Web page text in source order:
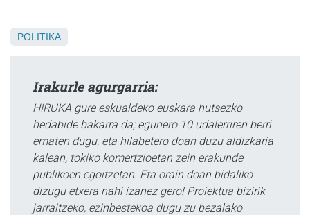
POLITIKA
Irakurle agurgarria:
HIRUKA gure eskualdeko euskara hutsezko
hedabide bakarra da; egunero 10 udalerriren berri
ematen dugu, eta hilabetero doan duzu aldizkaria
kalean, tokiko komertzioetan zein erakunde
publikoen egoitzetan. Eta orain doan bidaliko
dizugu etxera nahi izanez gero! Proiektua bizirik
jarraitzeko, ezinbestekoa dugu zu bezalako